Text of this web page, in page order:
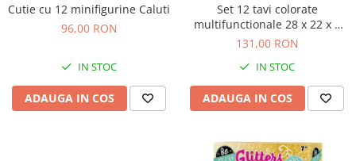
IQ puzzle
Jucarii bebelusi
Jucarii de baie
Jucarii dentitie
Cutie cu 12 minifigurine Caluti
96,00 RON
IN STOC
ADAUGA IN COS
Set 12 tavi colorate
multifunctionale 28 x 22 x 3
cm, pentru gradinita si scoala
131,00 RON
IN STOC
ADAUGA IN COS